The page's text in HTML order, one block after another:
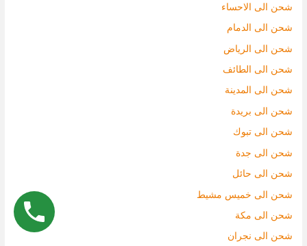
شحن الى الاحساء
شحن الى الدمام
شحن الى الرياض
شحن الى الطائف
شحن الى المدينة
شحن الى بريدة
شحن الى تبوك
شحن الى جدة
شحن الى حائل
شحن الى خميس مشيط
شحن الى مكة
شحن الى نجران